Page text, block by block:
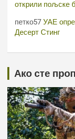
открили пољске
петко57 УАЕ
Десерт Стинг
Ако сте